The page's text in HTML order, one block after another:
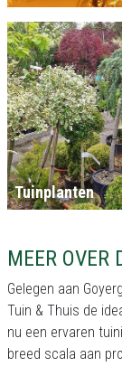
Tuinplanten
MEER OVER
Gelegen aan
Tuin & Thuis de
nu een ervaren
breed scala aan